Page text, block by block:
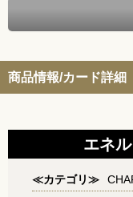
商品情報/カード詳細
エネ
≪カテゴリ≫